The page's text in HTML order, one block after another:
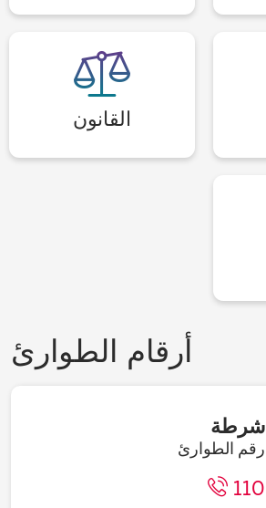
القانون
أرقام الطوارئ
شرطة
رقم الطوارئ
110